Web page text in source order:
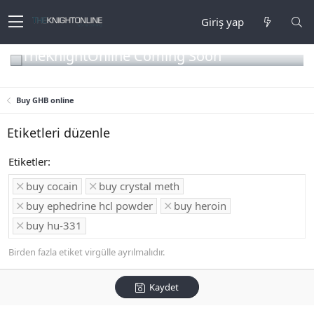
Giriş yap
TheKnightOnline Coming Soon
Buy GHB online
Etiketleri düzenle
Etiketler
buy cocain
buy crystal meth
buy ephedrine hcl powder
buy heroin
buy hu-331
Birden fazla etiket virgülle ayrılmalıdır.
Kaydet